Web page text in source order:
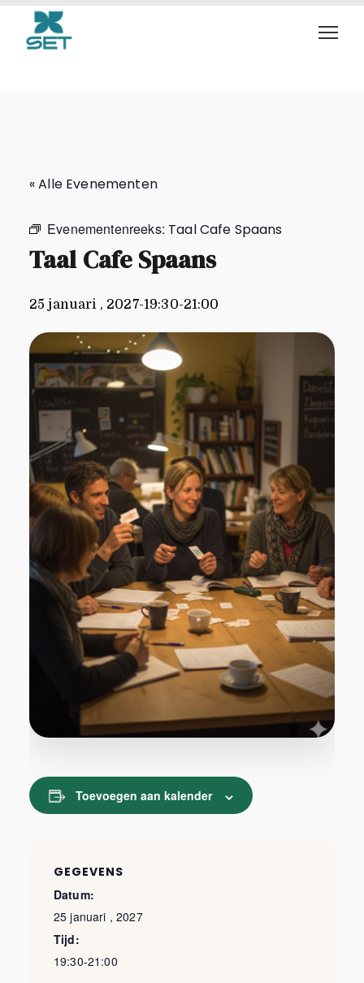
Taal Cafe Spaans
« Alle Evenementen
Evenementenreeks: Taal Cafe Spaans
Taal Cafe Spaans
25 januari , 2027-19:30-21:00
Toevoegen aan kalender
GEGEVENS
Datum:
25 januari , 2027
Tijd:
19:30-21:00